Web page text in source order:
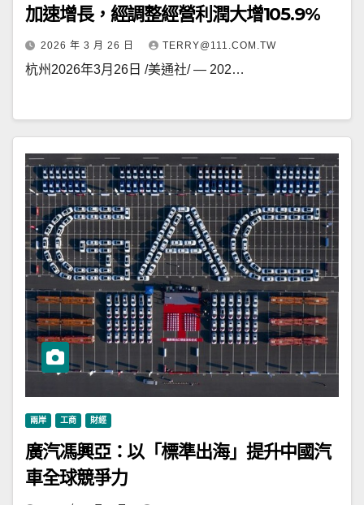
加速增長，經調整經營利潤大增105.9%
2026 年 3 月 26 日 TERRY@111.COM.TW
杭州2026年3月26日 /美通社/ — 202…
兩岸 工商 財經
廣汽馮興亞：以「標準出海」提升中國汽
車全球競爭力